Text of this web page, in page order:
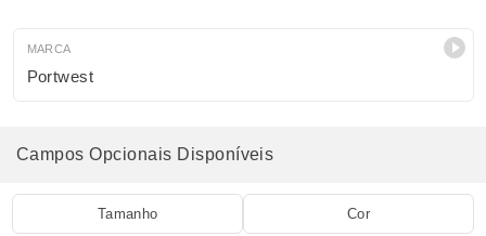
MARCA
Portwest
Campos Opcionais Disponíveis
Tamanho Cor